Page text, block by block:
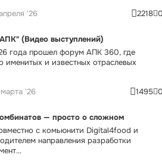
'26 2218
(Видео выступлений)
года прошел форум АПК 360, где
именитых и известных отраслевых
'26 1495
— просто о сложном
с комьюнити Digital4food и
направления разработки